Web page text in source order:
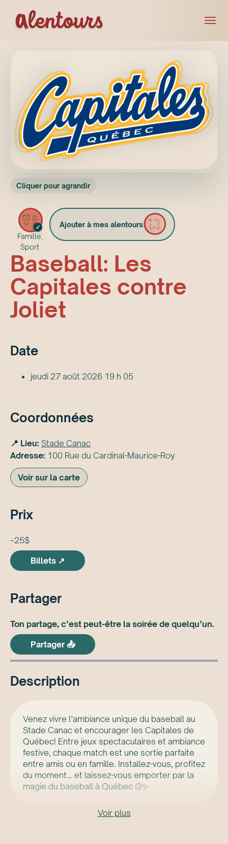
Cliquer pour agrandir
✓
Famille,
Sport
Ajouter à mes alentours
Baseball: Les
Capitales contre
Joliet
Date
jeudi 27 août 2026 19 h 05
Coordonnées
📍 Lieu: Stade Canac
Adresse: 100 Rue du Cardinal-Maurice-Roy
Voir sur la carte
Prix
~25$
Billets ↗
Partager
Ton partage, c’est peut-être la soirée de quelqu’un.
Partager 📤
Description
Venez vivre l’ambiance unique du baseball au
Stade Canac et encourager les Capitales de
Québec! Entre jeux spectaculaires et ambiance
festive, chaque match est une sortie parfaite
entre amis ou en famille. Installez-vous, profitez
du moment… et laissez-vous emporter par la
magie du baseball à Québec ⚾✨
Voir plus